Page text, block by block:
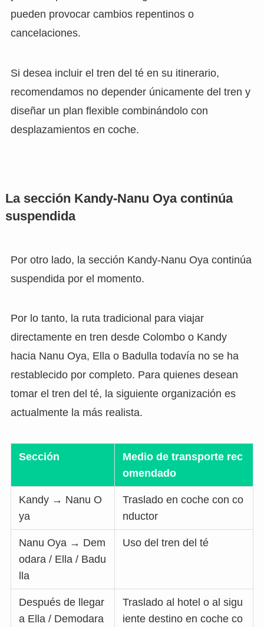
pueden provocar cambios repentinos o
cancelaciones.
Si desea incluir el tren del té en su itinerario,
recomendamos no depender únicamente del tren y
diseñar un plan flexible combinándolo con
desplazamientos en coche.
La sección Kandy-Nanu Oya continúa
suspendida
Por otro lado, la sección Kandy-Nanu Oya continúa
suspendida por el momento.
Por lo tanto, la ruta tradicional para viajar
directamente en tren desde Colombo o Kandy
hacia Nanu Oya, Ella o Badulla todavía no se ha
restablecido por completo. Para quienes desean
tomar el tren del té, la siguiente organización es
actualmente la más realista.
Sección
Medio de transporte rec
omendado
Kandy → Nanu O
ya
Traslado en coche con co
nductor
Nanu Oya → Dem
odara / Ella / Badu
lla
Uso del tren del té
Después de llegar
a Ella / Demodara
Traslado al hotel o al sigu
iente destino en coche co